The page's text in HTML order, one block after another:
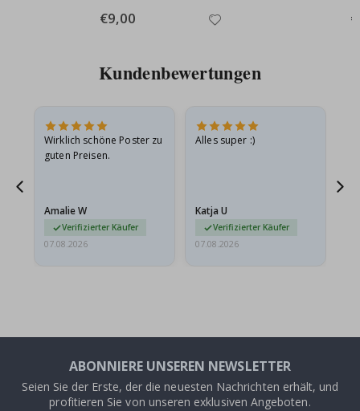
Special
Price
€9,00
Kundenbewertungen
Wirklich schöne Poster zu
guten Preisen.
Amalie W
Verifizierter Käufer
07.08.2026
Alles super :)
Katja U
Verifizierter Käufer
07.08.2026
ABONNIERE UNSEREN NEWSLETTER
Seien Sie der Erste, der die neuesten Nachrichten erhält, und
profitieren Sie von unseren exklusiven Angeboten.